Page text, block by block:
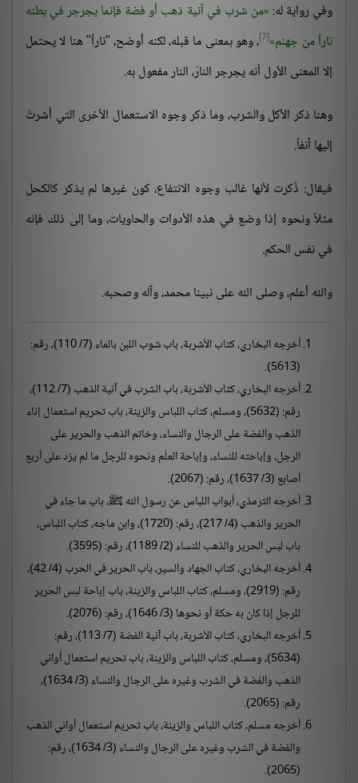
وفي رواية له: من شرب في آنية ذهب أو فضة فإنما يجرجر في بطنه
ناراً من جهنم [7] ، وهو بمعنى ما قبله، لكنه أوضح، "ناراً" هنا لا يحتمل
إلا المعنى الأول أنه يجرجر النارَ، النار مفعول به.
وهنا ذكر الأكل والشرب، وما ذكر وجوه الاستعمال الأخرى التي أشرتُ
إليها آنفاً.
فيقال: ذُكرت لأنها غالب وجوه الانتفاع، كون غيرها لم يذكر كالكحل
مثلاً ونحوه إذا وضع في هذه الأدوات والحاويات، وما إلى ذلك فإنه
في نفس الحكم.
والله أعلم، وصلى الله على نبينا محمد، وآله وصحبه.
أخرجه البخاري، كتاب الأشربة، باب شوب اللبن بالماء (7/ 110)، رقم:
(5613).
أخرجه البخاري، كتاب الأشربة، باب الشرب في آنية الذهب (7/ 112)،
رقم: (5632)، ومسلم، كتاب اللباس والزينة، باب تحريم استعمال إناء
الذهب والفضة على الرجال والنساء، وخاتم الذهب والحرير على
الرجل، وإباحته للنساء، وإباحة العلَم ونحوه للرجل ما لم يزد على أربع
أصابع (3/ 1637)، رقم: (2067).
أخرجه الترمذي، أبواب اللباس عن رسول الله ﷺ، باب ما جاء في
الحرير والذهب (4/ 217)، رقم: (1720)، وابن ماجه، كتاب اللباس،
باب لبس الحرير والذهب للنساء (2/ 1189)، رقم: (3595).
أخرجه البخاري، كتاب الجهاد والسير، باب الحرير في الحرب (4/ 42)،
رقم: (2919)، ومسلم، كتاب اللباس والزينة، باب إباحة لبس الحرير
للرجل إذا كان به حكة أو نحوها (3/ 1646)، رقم: (2076).
أخرجه البخاري، كتاب الأشربة، باب آنية الفضة (7/ 113)، رقم:
(5634)، ومسلم، كتاب اللباس والزينة، باب تحريم استعمال أواني
الذهب والفضة في الشرب وغيره على الرجال والنساء (3/ 1634)،
رقم: (2065).
أخرجه مسلم، كتاب اللباس والزينة، باب تحريم استعمال أواني الذهب
والفضة في الشرب وغيره على الرجال والنساء (3/ 1634)، رقم:
(2065).